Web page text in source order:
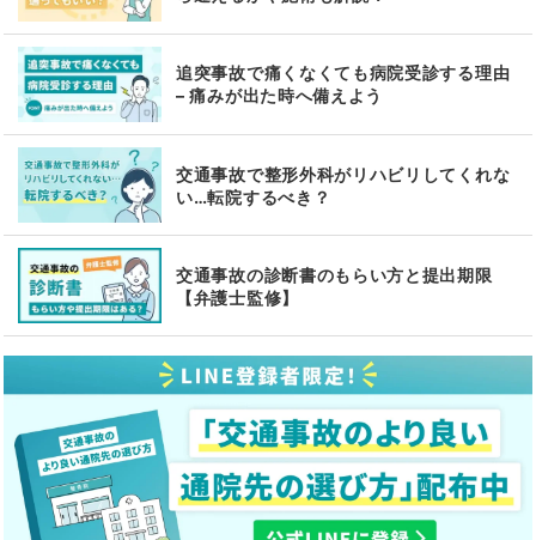
追突事故で痛くなくても病院受診する理由
– 痛みが出た時へ備えよう
交通事故で整形外科がリハビリしてくれな
い…転院するべき？
交通事故の診断書のもらい方と提出期限
【弁護士監修】